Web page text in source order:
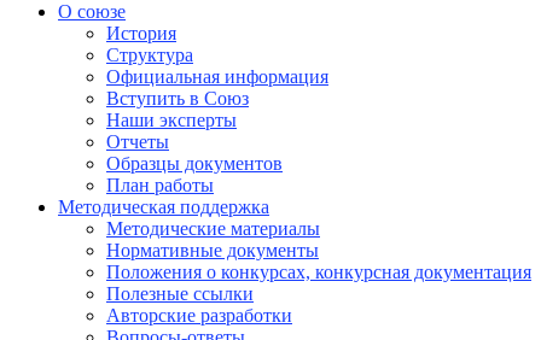
О союзе
История
Структура
Официальная информация
Вступить в Союз
Наши эксперты
Отчеты
Образцы документов
План работы
Методическая поддержка
Методические материалы
Нормативные документы
Положения о конкурсах, конкурсная документация
Полезные ссылки
Авторские разработки